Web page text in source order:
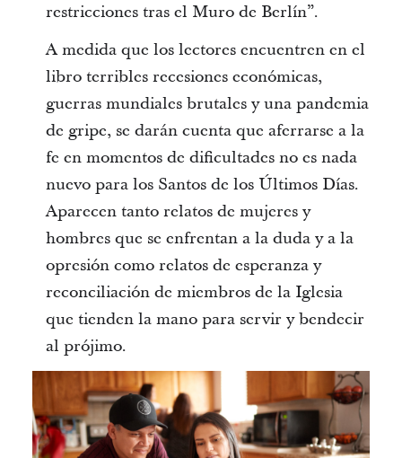
restricciones tras el Muro de Berlín”.
A medida que los lectores encuentren en el
libro terribles recesiones económicas,
guerras mundiales brutales y una pandemia
de gripe, se darán cuenta que aferrarse a la
fe en momentos de dificultades no es nada
nuevo para los Santos de los Últimos Días.
Aparecen tanto relatos de mujeres y
hombres que se enfrentan a la duda y a la
opresión como relatos de esperanza y
reconciliación de miembros de la Iglesia
que tienden la mano para servir y bendecir
al prójimo.